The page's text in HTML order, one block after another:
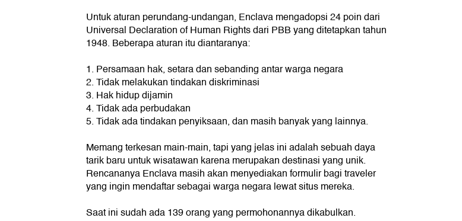
Untuk aturan perundang-undangan, Enclava mengadopsi 24 poin dari
Universal Declaration of Human Rights dari PBB yang ditetapkan tahun
1948. Beberapa aturan itu diantaranya:
1. Persamaan hak, setara dan sebanding antar warga negara
2. Tidak melakukan tindakan diskriminasi
3. Hak hidup dijamin
4. Tidak ada perbudakan
5. Tidak ada tindakan penyiksaan, dan masih banyak yang lainnya.
Memang terkesan main-main, tapi yang jelas ini adalah sebuah daya
tarik baru untuk wisatawan karena merupakan destinasi yang unik.
Rencananya Enclava masih akan menyediakan formulir bagi traveler
yang ingin mendaftar sebagai warga negara lewat situs mereka.
Saat ini sudah ada 139 orang yang permohonannya dikabulkan.